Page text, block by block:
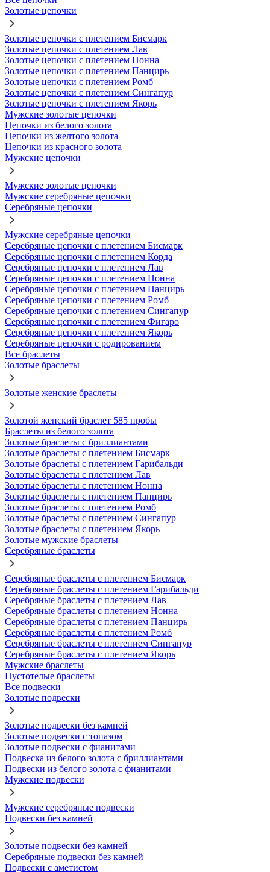
Золотые цепочки
Золотые цепочки с плетением Бисмарк
Золотые цепочки с плетением Лав
Золотые цепочки с плетением Нонна
Золотые цепочки с плетением Панцирь
Золотые цепочки с плетением Ромб
Золотые цепочки с плетением Сингапур
Золотые цепочки с плетением Якорь
Мужские золотые цепочки
Цепочки из белого золота
Цепочки из желтого золота
Цепочки из красного золота
Мужские цепочки
Мужские золотые цепочки
Мужские серебряные цепочки
Серебряные цепочки
Мужские серебряные цепочки
Серебряные цепочки с плетением Бисмарк
Серебряные цепочки с плетением Корда
Серебряные цепочки с плетением Лав
Серебряные цепочки с плетением Нонна
Серебряные цепочки с плетением Панцирь
Серебряные цепочки с плетением Ромб
Серебряные цепочки с плетением Сингапур
Серебряные цепочки с плетением Фигаро
Серебряные цепочки с плетением Якорь
Серебряные цепочки с родированием
Все браслеты
Золотые браслеты
Золотые женские браслеты
Золотой женский браслет 585 пробы
Браслеты из белого золота
Золотые браслеты с бриллиантами
Золотые браслеты с плетением Бисмарк
Золотые браслеты с плетением Гарибальди
Золотые браслеты с плетением Лав
Золотые браслеты с плетением Нонна
Золотые браслеты с плетением Панцирь
Золотые браслеты с плетением Ромб
Золотые браслеты с плетением Сингапур
Золотые браслеты с плетением Якорь
Золотые мужские браслеты
Серебряные браслеты
Серебряные браслеты с плетением Бисмарк
Серебряные браслеты с плетением Гарибальди
Серебряные браслеты с плетением Лав
Серебряные браслеты с плетением Нонна
Серебряные браслеты с плетением Панцирь
Серебряные браслеты с плетением Ромб
Серебряные браслеты с плетением Сингапур
Серебряные браслеты с плетением Якорь
Мужские браслеты
Пустотелые браслеты
Все подвески
Золотые подвески
Золотые подвески без камней
Золотые подвески с топазом
Золотые подвески с фианитами
Подвеска из белого золота с бриллиантами
Подвески из белого золота с фианитами
Мужские подвески
Мужские серебряные подвески
Подвески без камней
Золотые подвески без камней
Серебряные подвески без камней
Подвески с аметистом